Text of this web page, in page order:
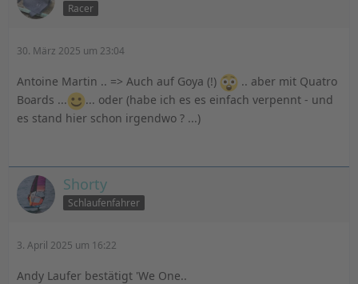
Racer
30. März 2025 um 23:04
Antoine Martin .. => Auch auf Goya (!)
.. aber mit Quatro
Boards ...
... oder (habe ich es es einfach verpennt - und
es stand hier schon irgendwo ? ...)
Shorty
Schlaufenfahrer
3. April 2025 um 16:22
Andy Laufer bestätigt 'We One..